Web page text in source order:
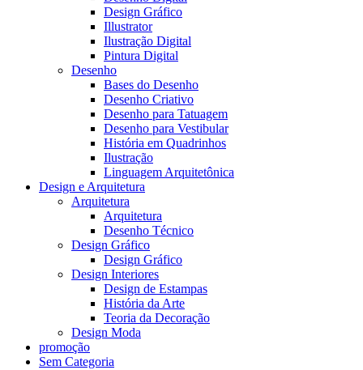
Design Gráfico
Illustrator
Ilustração Digital
Pintura Digital
Desenho
Bases do Desenho
Desenho Criativo
Desenho para Tatuagem
Desenho para Vestibular
História em Quadrinhos
Ilustração
Linguagem Arquitetônica
Design e Arquitetura
Arquitetura
Arquitetura
Desenho Técnico
Design Gráfico
Design Gráfico
Design Interiores
Design de Estampas
História da Arte
Teoria da Decoração
Design Moda
promoção
Sem Categoria